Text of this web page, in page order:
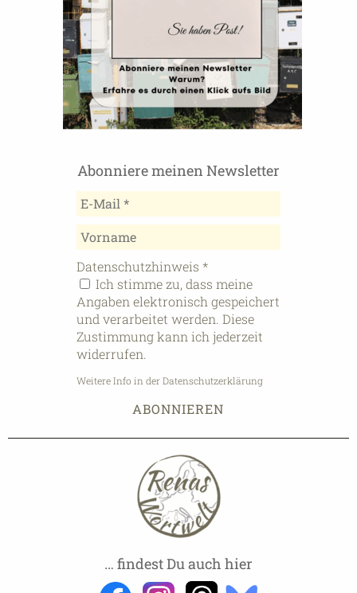
Abonniere meinen Newsletter
Datenschutzhinweis *
Ich stimme zu, dass meine
Angaben elektronisch gespeichert
und verarbeitet werden. Diese
Zustimmung kann ich jederzeit
widerrufen.
Weitere Info in der Datenschutzerklärung
… findest Du auch hier